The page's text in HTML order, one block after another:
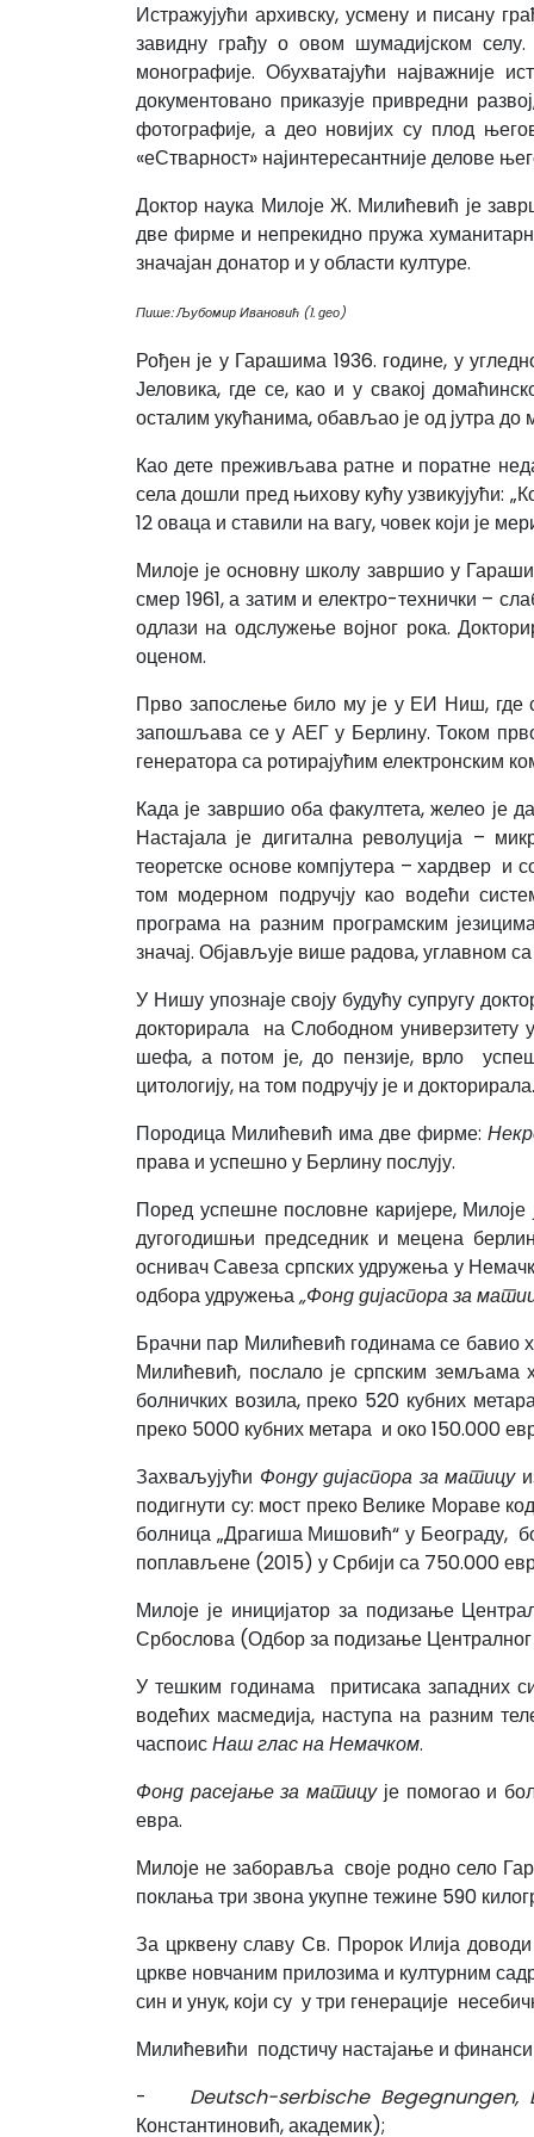
Истражујући архивску, усмену и писану
завидну грађу о овом шумадијском
монографије. Обухватајући најважније
документовано приказује привредни
фотографије, а део новијих су плод
«еСтварност» најинтересантније делове
Доктор наука Милоје Ж. Милићевић је
две фирме и непрекидно пружа
значајан донатор и у области културе.
Пише: Љубомир Ивановић (1. део)
Рођен је у Гарашима 1936. године, у
Јеловика, где се, као и у свакој
осталим укућанима, обављао је од јутра
Као дете преживљава ратне и поратне
села дошли пред њихову кућу узвикујући:
12 оваца и ставили на вагу, човек који је
Милоје је основну школу завршио у
смер 1961, а затим и електро-технички –
одлази на одслужење војног рока.
оценом.
Прво запослење било му је у ЕИ Ниш, где
запошљава се у АЕГ у Берлину. Током
генератора са ротирајућим електронским
Када је завршио оба факултета, желео је
Настајала је дигитална револуција –
теоретске основе компјутера – хардвер и
том модерном подручју као водећи
програма на разним програмским
значај. Објављује више радова, углавном
У Нишу упознаје своју будућу супругу
докторирала на Слободном универзитету
шефа, а потом је, до пензије, врло
цитологију, на том подручју је и
Породица Милићевић има две фирме:
права и успешно у Берлину послују.
Поред успешне пословне каријере,
дугогодишњи председник и мецена
оснивач Савеза српских удружења у
одбора удружења„Фонд дијаспора за
Брачни пар Милићевић годинама се бавио
Милићевић, послало је српским земљама
болничких возила, преко 520 кубних
преко 5000 кубних метара и око 150.000
Захваљујући Фонду дијаспора за матицу
подигнути су: мост преко Велике Мораве
болница „Драгиша Мишовић“ у Београду,
поплављене (2015) у Србији са 750.000
Милоје је иницијатор за подизање
Србослова (Одбор за подизање
У тешким годинама притисака западних
водећих масмедија, наступа на разним
часпоисНаш глас на Немачком.
Фонд расејање за матицује помогао и
евра.
Милоје не заборавља своје родно село
поклања три звона укупне тежине 590
За црквену славу Св. Пророк Илија
цркве новчаним прилозима и културним
син и унук, који су у три генерације
Милићевићи подстичу настајање и
- Deutsch-serbische Begegnungen,
Константиновић, академик);